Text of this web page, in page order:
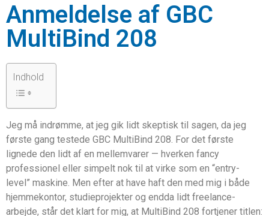
Anmeldelse af GBC
MultiBind 208
Indhold
Jeg må indrømme, at jeg gik lidt skeptisk til sagen, da jeg
første gang testede GBC MultiBind 208. For det første
lignede den lidt af en mellemvarer — hverken fancy
professionel eller simpelt nok til at virke som en “entry-
level” maskine. Men efter at have haft den med mig i både
hjemmekontor, studieprojekter og endda lidt freelance-
arbejde, står det klart for mig, at MultiBind 208 fortjener titlen: